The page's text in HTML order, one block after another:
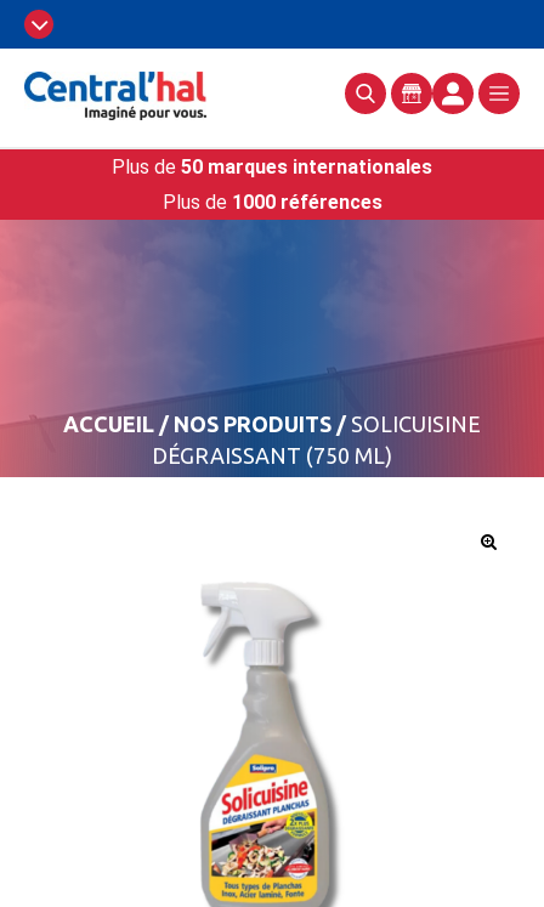
Plus de 50 marques internationales
Plus de 1000 références
ACCUEIL / NOS PRODUITS / SOLICUISINE
DÉGRAISSANT (750 ML)